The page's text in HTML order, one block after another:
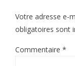
Votre adresse e-
obligatoires sont
Commentaire *